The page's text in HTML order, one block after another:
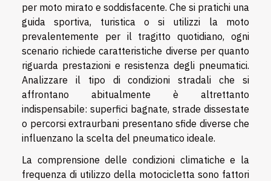
per moto mirato e soddisfacente. Che si pratichi una
guida sportiva, turistica o si utilizzi la moto
prevalentemente per il tragitto quotidiano, ogni
scenario richiede caratteristiche diverse per quanto
riguarda prestazioni e resistenza degli pneumatici.
Analizzare il tipo di condizioni stradali che si
affrontano abitualmente è altrettanto
indispensabile: superfici bagnate, strade dissestate
o percorsi extraurbani presentano sfide diverse che
influenzano la scelta del pneumatico ideale.
La comprensione delle condizioni climatiche e la
frequenza di utilizzo della motocicletta sono fattori